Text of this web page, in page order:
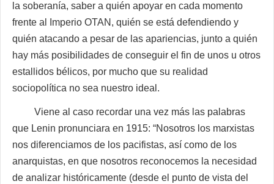
la soberanía, saber a quién apoyar en cada momento
frente al Imperio OTAN, quién se está defendiendo y
quién atacando a pesar de las apariencias, junto a quién
hay más posibilidades de conseguir el fin de unos u otros
estallidos bélicos, por mucho que su realidad
sociopolítica no sea nuestro ideal.
Viene al caso recordar una vez más las palabras
que Lenin pronunciara en 1915: “Nosotros los marxistas
nos diferenciamos de los pacifistas, así como de los
anarquistas, en que nosotros reconocemos la necesidad
de analizar históricamente (desde el punto de vista del